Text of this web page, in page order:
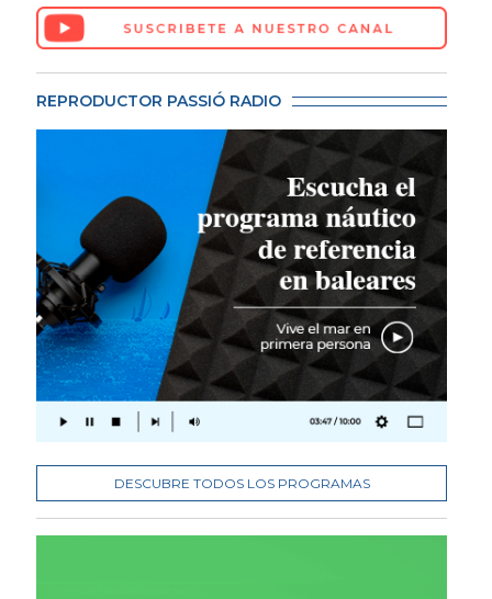
REPRODUCTOR PASSIÓ RADIO
DESCUBRE TODOS LOS PROGRAMAS